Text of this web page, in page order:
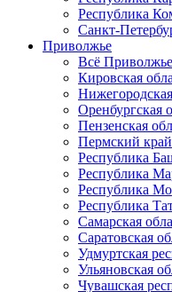
Республика
Санкт-
Приволжье
Всё Приволжье
Кировская
Оренбургская
Пензенская
Пермский край
Республика
Республика
Республика
Республика
Самарская
Саратовская
Удмуртская
Ульяновская
Чувашская